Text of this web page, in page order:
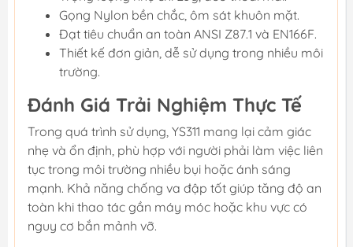
Gọng Nylon bền chắc, ôm sát khuôn mặt.
Đạt tiêu chuẩn an toàn ANSI Z87.1 và EN166F.
Thiết kế đơn giản, dễ sử dụng trong nhiều môi
trường.
Đánh Giá Trải Nghiệm Thực Tế
Trong quá trình sử dụng, YS311 mang lại cảm giác
nhẹ và ổn định, phù hợp với người phải làm việc liên
tục trong môi trường nhiều bụi hoặc ánh sáng
mạnh. Khả năng chống va đập tốt giúp tăng độ an
toàn khi thao tác gần máy móc hoặc khu vực có
nguy cơ bắn mảnh vỡ.